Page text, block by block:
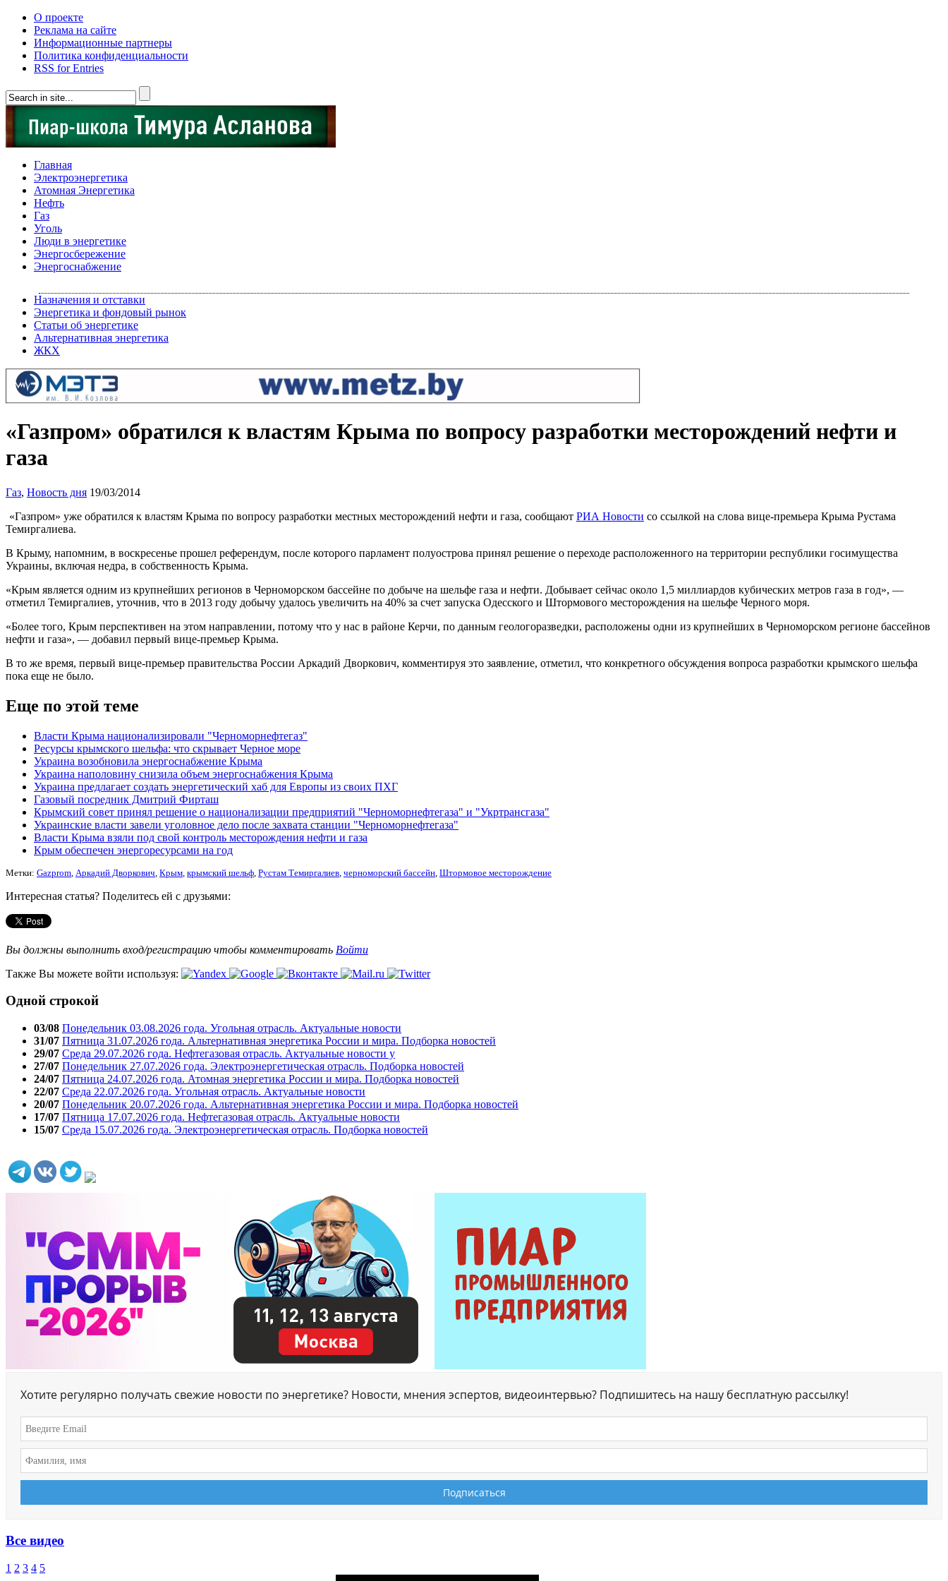
О проекте
Реклама на сайте
Информационные партнеры
Политика конфиденциальности
RSS for Entries
Главная
Электроэнергетика
Атомная Энергетика
Нефть
Газ
Уголь
Люди в энергетике
Энергосбережение
Энергоснабжение
Назначения и отставки
Энергетика и фондовый рынок
Статьи об энергетике
Альтернативная энергетика
ЖКХ
«Газпром» обратился к властям Крыма по вопросу разработки месторождений нефти и
газа
Газ, Новость дня 19/03/2014
«Газпром» уже обратился к властям Крыма по вопросу разработки местных месторождений нефти и газа, сообщают РИА Новости со ссылкой на слова вице-премьера Крыма Рустама
Темиргалиева.
В Крыму, напомним, в воскресенье прошел референдум, после которого парламент полуострова принял решение о переходе расположенного на территории республики госимущества
Украины, включая недра, в собственность Крыма.
«Крым является одним из крупнейших регионов в Черноморском бассейне по добыче на шельфе газа и нефти. Добывает сейчас около 1,5 миллиардов кубических метров газа в год», —
отметил Темиргалиев, уточнив, что в 2013 году добычу удалось увеличить на 40% за счет запуска Одесского и Штормового месторождения на шельфе Черного моря.
«Более того, Крым перспективен на этом направлении, потому что у нас в районе Керчи, по данным геологоразведки, расположены одни из крупнейших в Черноморском регионе бассейнов
нефти и газа», — добавил первый вице-премьер Крыма.
В то же время, первый вице-премьер правительства России Аркадий Дворкович, комментируя это заявление, отметил, что конкретного обсуждения вопроса разработки крымского шельфа
пока еще не было.
Еще по этой теме
Власти Крыма национализировали "Черноморнефтегаз"
Ресурсы крымского шельфа: что скрывает Черное море
Украина возобновила энергоснабжение Крыма
Украина наполовину снизила объем энергоснабжения Крыма
Украина предлагает создать энергетический хаб для Европы из своих ПХГ
Газовый посредник Дмитрий Фирташ
Крымский совет принял решение о национализации предприятий "Черноморнефтегаза" и "Укртрансгаза"
Украинские власти завели уголовное дело после захвата станции "Черноморнефтегаза"
Власти Крыма взяли под свой контроль месторождения нефти и газа
Крым обеспечен энергоресурсами на год
Метки: Gazprom Аркадий Дворкович Крым крымский шельф Рустам Темиргалиев черноморский бассейн Штормовое месторождение
Интересная статья? Поделитесь ей с друзьями:
Вы должны выполнить вход/регистрацию чтобы комментировать Войти
Также Вы можете войти используя:
Одной строкой
03/08 Понедельник 03.08.2026 года. Угольная отрасль. Актуальные новости
31/07 Пятница 31.07.2026 года. Альтернативная энергетика России и мира. Подборка новостей
29/07 Среда 29.07.2026 года. Нефтегазовая отрасль. Актуальные новости у
27/07 Понедельник 27.07.2026 года. Электроэнергетическая отрасль. Подборка новостей
24/07 Пятница 24.07.2026 года. Атомная энергетика России и мира. Подборка новостей
22/07 Среда 22.07.2026 года. Угольная отрасль. Актуальные новости
20/07 Понедельник 20.07.2026 года. Альтернативная энергетика России и мира. Подборка новостей
17/07 Пятница 17.07.2026 года. Нефтегазовая отрасль. Актуальные новости
15/07 Среда 15.07.2026 года. Электроэнергетическая отрасль. Подборка новостей
Хотите регулярно получать свежие новости по энергетике? Новости, мнения эспертов, видеоинтервью? Подпишитесь на нашу бесплатную рассылку!
Все видео
1 2 3 4 5